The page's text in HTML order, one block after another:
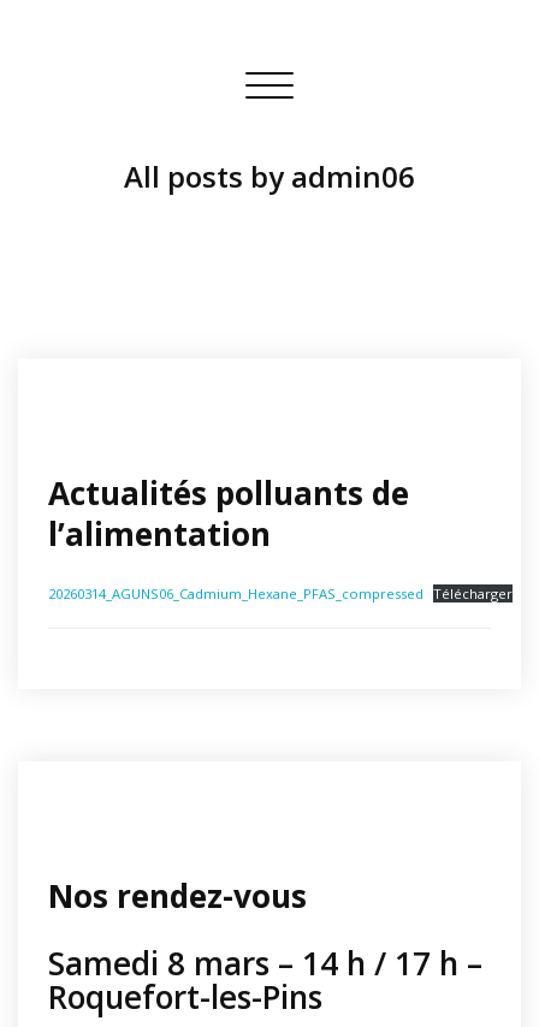
Toggle
All posts by admin06
Actualités polluants de
l’alimentation
20260314_AGUNS06_Cadmium_Hexane_PFAS_compressed Télécharger
Nos rendez-vous
Samedi 8 mars – 14 h / 17 h –
Roquefort-les-Pins